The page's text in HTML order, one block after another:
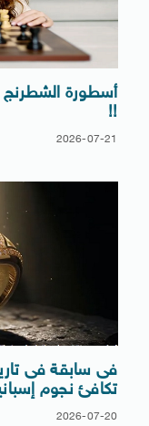
أسطورة الشطرنج
!!
2026-07-21
فى سابقة فى
تكافئ نجوم
2026-07-20